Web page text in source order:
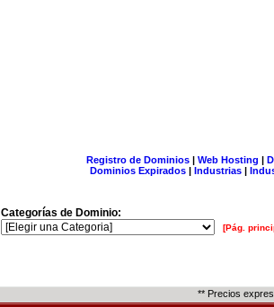
Registro de Dominios| Web Hosting |
Dominios Expirados | Industrias |
Categorías de Dominio:
[Pág.
** Precios